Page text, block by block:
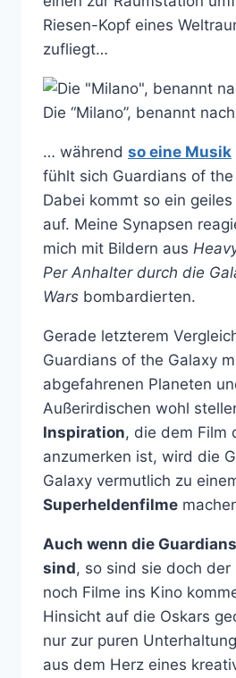
Riesen-Kopf eines
zufliegt…
Die “Milano”, benannt
… während so eine Musik
fühlt sich Guardians of the
Dabei kommt so ein
auf. Meine Synapsen
mich mit Bildern aus
Per Anhalter durch die
Wars bombardierten.
Gerade letzterem
Guardians of the Galaxy
abgefahrenen Planeten
Außerirdischen wohl
Inspiration, die dem Film
anzumerken ist, wird die
Galaxy vermutlich zu
Superheldenfilme
Auch wenn die
sind, so sind sie doch der
noch Filme ins Kino
Hinsicht auf die Oskars
nur zur puren
aus dem Herz eines